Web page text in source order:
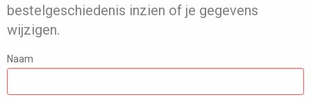
bestelgeschiedenis inzien of je gegevens
wijzigen.
Naam